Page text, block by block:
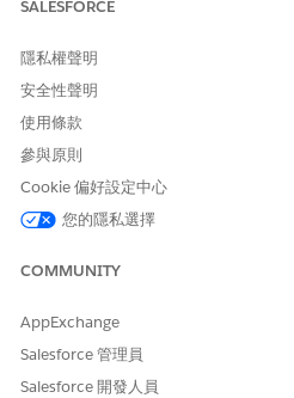
如果驗證模式是電子版,則在驗證後,
如果遺失重要詳細資料或驗證模式為
到要求遺漏詳細資料的電子郵件。收
療照護專家共用福利摘要。
另請參照：
建立流程
SALESFORCE
隱私權聲明
安全性聲明
使用條款
參與原則
Cookie 偏好設定中心
您的隱私選擇
COMMUNITY
AppExchange
Salesforce 管理員
Salesforce 開發人員